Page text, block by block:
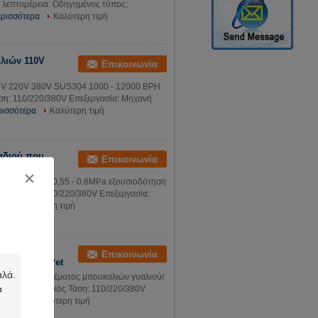
Οδηγημένος τύπος:
Καλύτερη τιμή
110V
Επικοινωνία
220V 380V SUS304 1000 - 12000 BPH
110/220/380V Επεξεργασία: Μηχανή
Καλύτερη τιμή
που
Επικοινωνία
σφραγίζουν 0,55 - 0.8MPa εξουσιοδότηση
Τάση: 110/220/380V Επεξεργασία:
Καλύτερη τιμή
της Pet
Επικοινωνία
μαγειρέματος μπουκαλιών γυαλιού/
Ηλεκτρικός Τάση: 110/220/380V
Καλύτερη τιμή